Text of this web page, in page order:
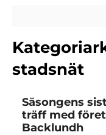
stadsnät
Säsongens
träff med
Backlundh